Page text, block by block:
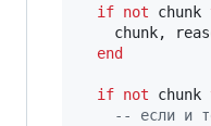
if not chunk
chunk,
end
if not chunk
--
если и